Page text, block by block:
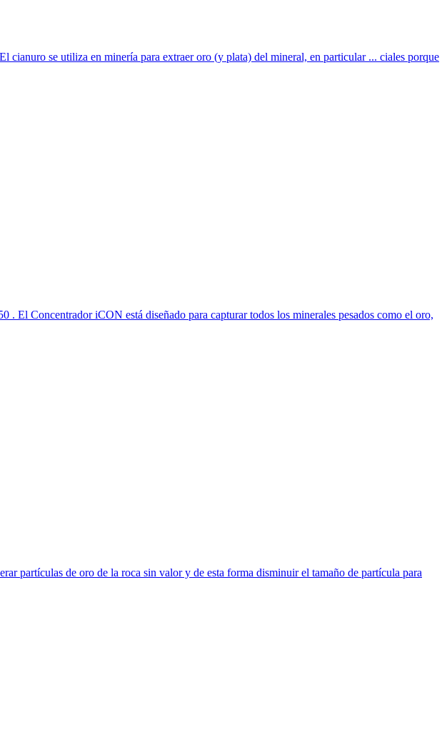
se utiliza en minería para extraer oro (y plata) del mineral, en particular ... ciales porque
El Concentrador iCON está diseñado para capturar todos los minerales pesados como el oro,
partículas de oro de la roca sin valor y de esta forma disminuir el tamaño de partícula para